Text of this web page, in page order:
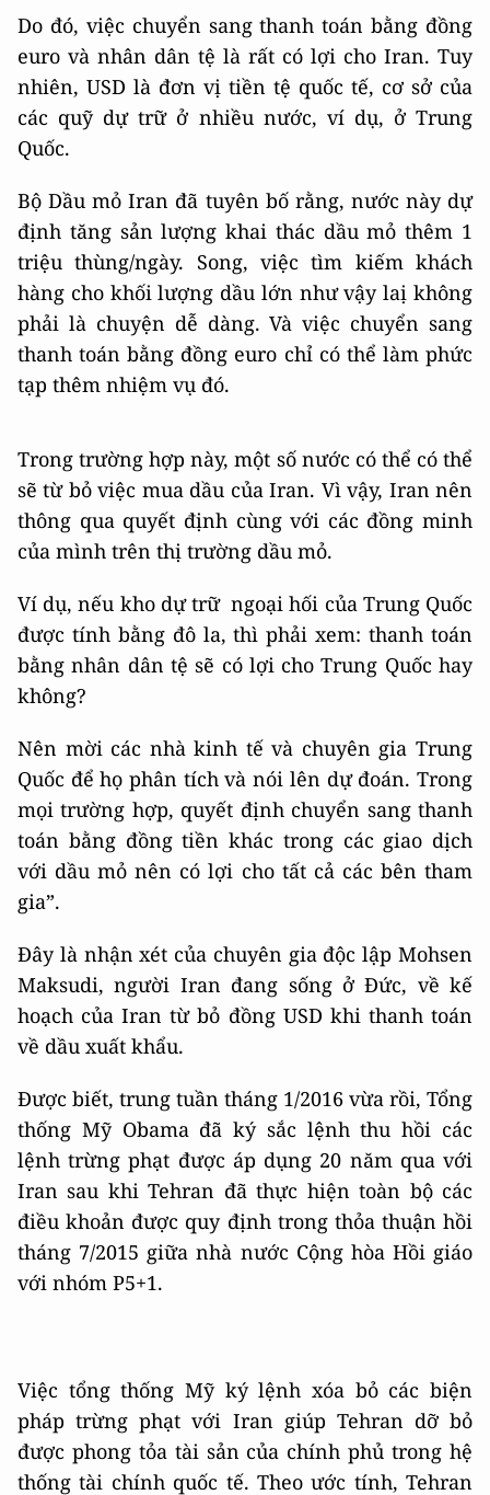
Do đó, việc chuyển sang thanh toán bằng đồng
euro và nhân dân tệ là rất có lợi cho Iran. Tuy
nhiên, USD là đơn vị tiền tệ quốc tế, cơ sở của
các quỹ dự trữ ở nhiều nước, ví dụ, ở Trung
Quốc.
Bộ Dầu mỏ Iran đã tuyên bố rằng, nước này dự
định tăng sản lượng khai thác dầu mỏ thêm 1
triệu thùng/ngày. Song, việc tìm kiếm khách
hàng cho khối lượng dầu lớn như vậy laị không
phải là chuyện dễ dàng. Và việc chuyển sang
thanh toán bằng đồng euro chỉ có thể làm phức
tạp thêm nhiệm vụ đó.
Trong trường hợp này, một số nước có thể có thể
sẽ từ bỏ việc mua dầu của Iran. Vì vậy, Iran nên
thông qua quyết định cùng với các đồng minh
của mình trên thị trường dầu mỏ.
Ví dụ, nếu kho dự trữ ngoại hối của Trung Quốc
được tính bằng đô la, thì phải xem: thanh toán
bằng nhân dân tệ sẽ có lợi cho Trung Quốc hay
không?
Nên mời các nhà kinh tế và chuyên gia Trung
Quốc để họ phân tích và nói lên dự đoán. Trong
mọi trường hợp, quyết định chuyển sang thanh
toán bằng đồng tiền khác trong các giao dịch
với dầu mỏ nên có lợi cho tất cả các bên tham
gia”.
Đây là nhận xét của chuyên gia độc lập Mohsen
Maksudi, người Iran đang sống ở Đức, về kế
hoạch của Iran từ bỏ đồng USD khi thanh toán
về dầu xuất khẩu.
Được biết, trung tuần tháng 1/2016 vừa rồi, Tổng
thống Mỹ Obama đã ký sắc lệnh thu hồi các
lệnh trừng phạt được áp dụng 20 năm qua với
Iran sau khi Tehran đã thực hiện toàn bộ các
điều khoản được quy định trong thỏa thuận hồi
tháng 7/2015 giữa nhà nước Cộng hòa Hồi giáo
với nhóm P5+1.
Việc tổng thống Mỹ ký lệnh xóa bỏ các biện
pháp trừng phạt với Iran giúp Tehran dỡ bỏ
được phong tỏa tài sản của chính phủ trong hệ
thống tài chính quốc tế. Theo ước tính, Tehran